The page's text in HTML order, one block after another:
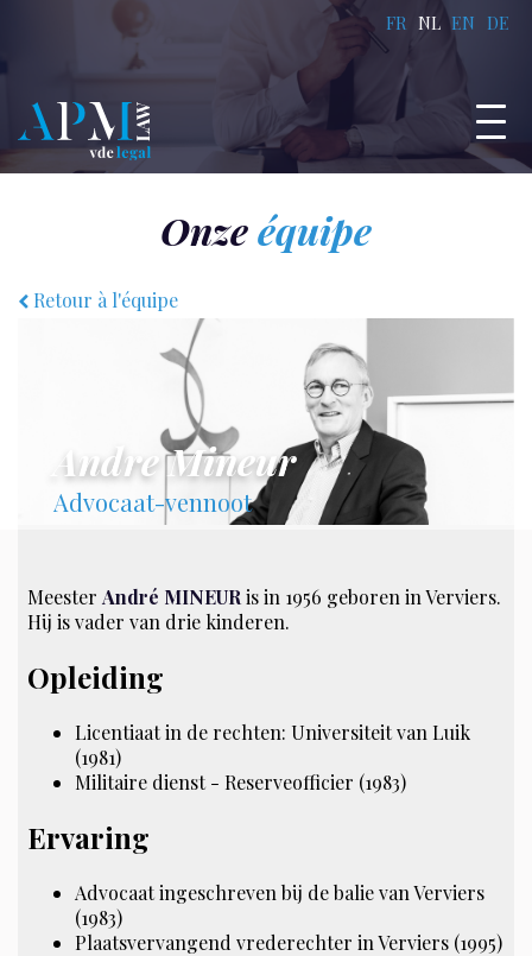
FR NL EN DE
Onzeéquipe
Retour à l'équipe
Andre Mineur
Advocaat-vennoot
MeesterAndré MINEUR is in 1956 geboren in Verviers.
Hij is vader van drie kinderen.
Opleiding
Licentiaat in de rechten: Universiteit van Luik
(1981)
Militaire dienst - Reserveofficier (1983)
Ervaring
Advocaat ingeschreven bij de balie van Verviers
(1983)
Plaatsvervangend vrederechter in Verviers (1995)